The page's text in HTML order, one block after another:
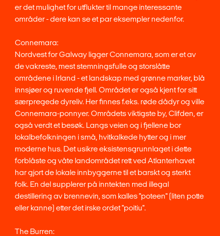
er det mulighet for utflukter til mange interessante
områder - dere kan se et par eksempler nedenfor.
Connemara:
Nordvest for Galway ligger Connemara, som er et av
de vakreste, mest stemningsfulle og storslåtte
områdene i Irland - et landskap med grønne marker, blå
innsjøer og ruvende fjell. Området er også kjent for sitt
særpregede dyreliv. Her finnes f.eks. røde dådyr og ville
Connemara-ponnyer. Områdets viktigste by, Clifden, er
også verdt et besøk. Langs veien og i fjellene bor
lokalbefolkningen i små, hvitkalkede hytter og i mer
moderne hus. Det usikre eksistensgrunnlaget i dette
forblåste og våte landområdet rett ved Atlanterhavet
har gjort de lokale innbyggerne til et barskt og sterkt
folk. En del supplerer på inntekten med illegal
destillering av brennevin, som kalles "poteen" (liten potte
eller kanne) etter det irske ordet "poitiu".
The Burren: